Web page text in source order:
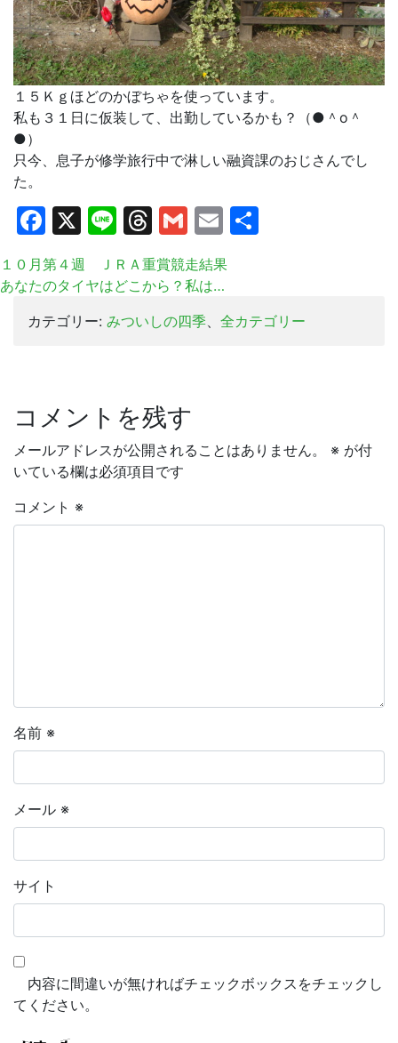
１５Ｋｇほどのかぼちゃを使っています。
私も３１日に仮装して、出勤しているかも？（●＾o＾
●）
只今、息子が修学旅行中で淋しい融資課のおじさんでし
た。
Facebook
X LineThreads
Gmail
Email
１０月第４週 ＪＲＡ重賞競走結果
あなたのタイヤはどこから？私は…
カテゴリー: みついしの四季 全カテゴリー
コメントを残す
メールアドレスが公開されることはありません。 ※ が付
いている欄は必須項目です
コメント ※
名前 ※
メール ※
サイト
内容に間違いが無ければチェックボックスをチェックし
てください。